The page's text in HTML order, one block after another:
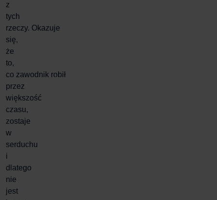
z
tych
rzeczy. Okazuje
się,
że
to,
co zawodnik robił
przez
większość
czasu,
zostaje
w
serduchu
i
dlatego
nie
jest